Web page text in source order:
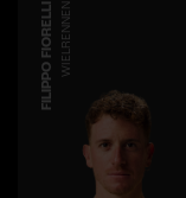
FILIPPO FIORELLIWIELRENNEN